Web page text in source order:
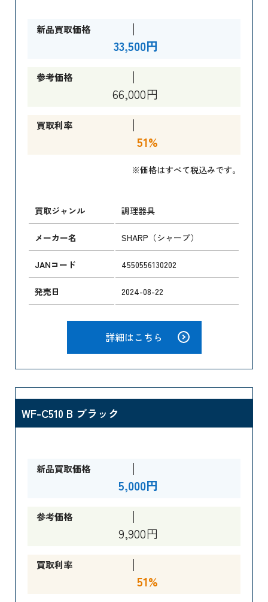
新品買取価格
33,500円
参考価格
66,000円
買取利率
51%
※価格はすべて税込みです。
買取ジャンル 調理器具
メーカー名 SHARP（シャープ）
JANコード 4550556130202
発売日 2024-08-22
詳細はこちら
WF-C510 B ブラック
新品買取価格
5,000円
参考価格
9,900円
買取利率
51%